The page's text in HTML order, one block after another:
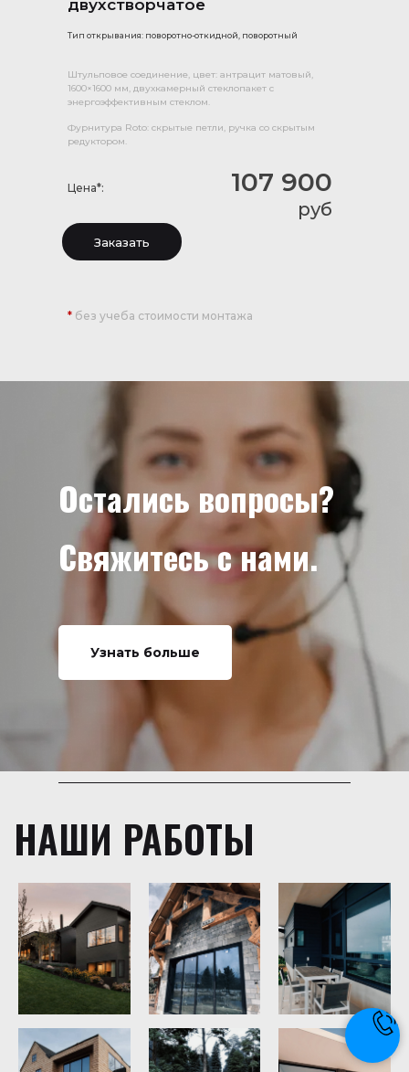
двухстворчатое
Тип открывания: поворотно-откидной, поворотный
Цена*:
Штульповое соединение, цвет: антрацит матовый,
1600×1600 мм, двухкамерный стеклопакет с
энергоэффективным стеклом.
Фурнитура Roto: скрытые петли, ручка со скрытым
редуктором.
107 900
руб
Заказать
* без учеба стоимости монтажа
Остались вопросы?
Свяжитесь с нами.
Узнать больше
НАШИ РАБОТЫ